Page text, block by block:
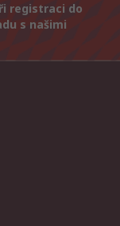
registraci do
s našimi